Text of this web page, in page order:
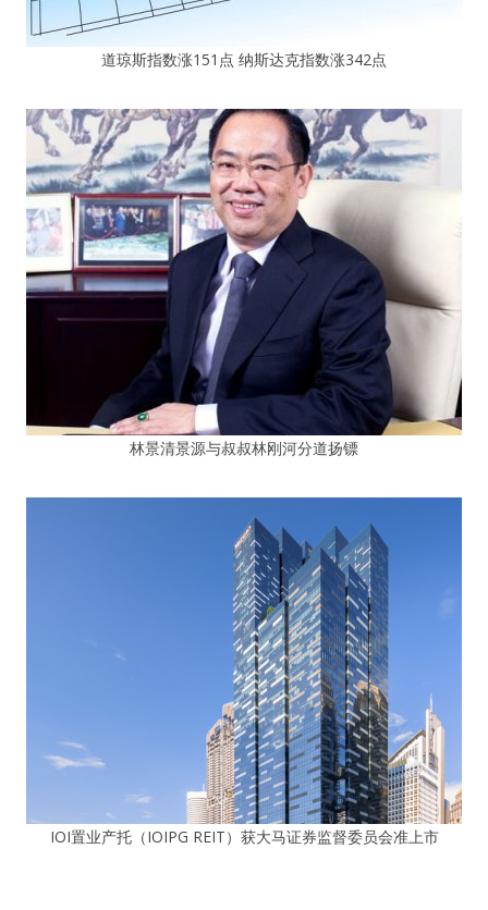
道琼斯指数涨151点 纳斯达克指数涨342点
林景清景源与叔叔林刚河分道扬镖
IOI置业产托（IOIPG REIT）获大马证券监督委员会准上市